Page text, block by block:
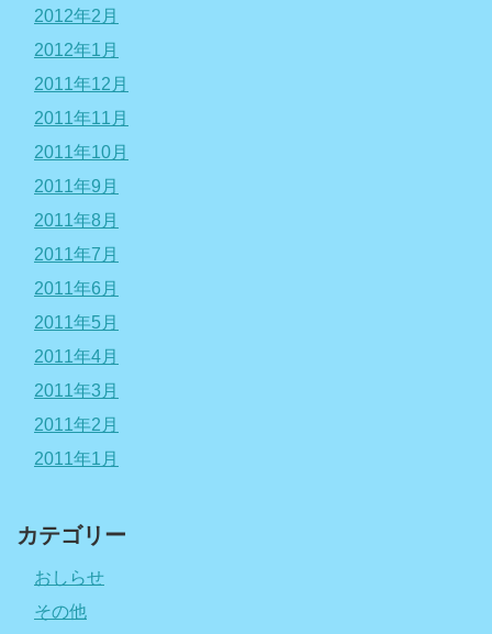
2012年2月
2012年1月
2011年12月
2011年11月
2011年10月
2011年9月
2011年8月
2011年7月
2011年6月
2011年5月
2011年4月
2011年3月
2011年2月
2011年1月
カテゴリー
おしらせ
その他